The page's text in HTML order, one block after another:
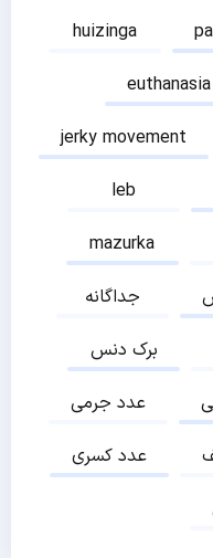
huizinga
euthanasia
jerky movement
leb
mazurka
جداگانه
برک دنس
عدد جرمی
عدد کسری